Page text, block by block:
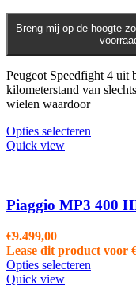
Breng mij op de hoogte
Peugeot Speedfight 4 uit
kilometerstand van
wielen waardoor
Opties selecteren
Quick view
Piaggio MP3 400
€9.499,00
Lease dit product voor
Opties selecteren
Quick view